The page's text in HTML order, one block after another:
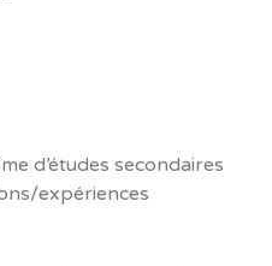
d’études secondaires
expériences